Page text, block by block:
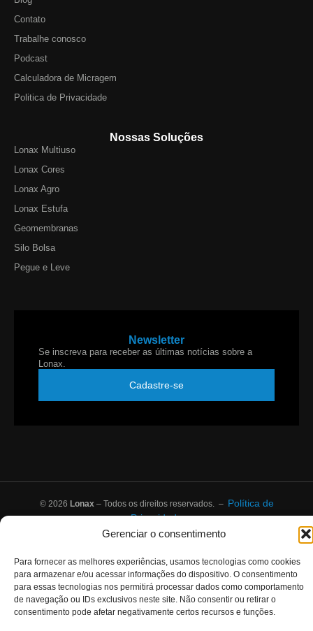
Gerenciar o consentimento
Para fornecer as melhores experiências, usamos tecnologias como cookies
para armazenar e/ou acessar informações do dispositivo. O consentimento
para essas tecnologias nos permitirá processar dados como comportamento
de navegação ou IDs exclusivos neste site. Não consentir ou retirar o
consentimento pode afetar negativamente certos recursos e funções.
Contato
Trabalhe conosco
Podcast
Calculadora de Micragem
Politica de Privacidade
Nossas Soluções
Lonax Multiuso
Lonax Cores
Lonax Agro
Lonax Estufa
Geomembranas
Silo Bolsa
Pegue e Leve
Newsletter
Se inscreva para receber as últimas notícias sobre a
Lonax.
Cadastre-se
© 2026 Lonax– Todos os direitos reservados. – Política de
Privacidade